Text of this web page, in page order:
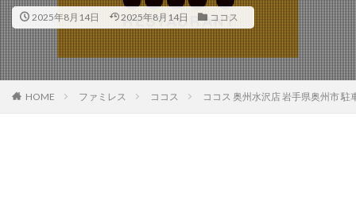
2025年8月14日 2025年8月14日 ココス
HOME ファミレス ココス ココス 奥州水沢店 岩手県奥州市 駐
岐阜県
静岡県 愛知県 三重県
滋賀県
京都府
大阪府 兵庫県 奈良県
和歌山県
鳥取県
島根県 岡山県 広島県
山口県
徳島県
香川県 愛媛県 高知県
福岡県
佐賀県
長崎県 熊本県 大分県
宮崎県